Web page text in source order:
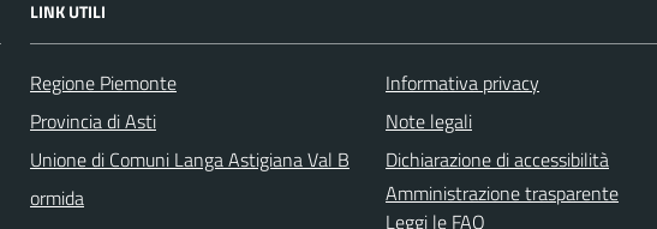
LINK UTILI
Regione Piemonte
Provincia di Asti
Unione di Comuni Langa Astigiana Val B
ormida
Informativa privacy
Note legali
Dichiarazione di accessibilità
Amministrazione trasparente
Leggi le FAQ